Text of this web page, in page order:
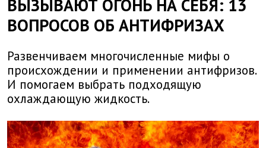
ВЫЗЫВАЮТ ОГОНЬ НА СЕБЯ: 13
ВОПРОСОВ ОБ АНТИФРИЗАХ
Развенчиваем многочисленные мифы о
происхождении и применении антифризов.
И помогаем выбрать подходящую
охлаждающую жидкость.